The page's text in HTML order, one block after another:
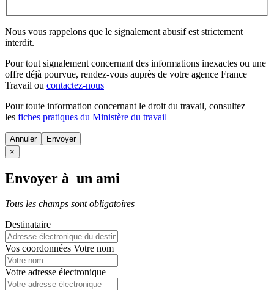
Nous vous rappelons que le signalement abusif est strictement
interdit.
Pour tout signalement concernant des informations inexactes ou une
offre déjà pourvue, rendez-vous auprès de votre agence France
Travail ou contactez-nous
Pour toute information concernant le droit du travail, consultez
les fiches pratiques du Ministère du travail
Annuler
×
Envoyer à un ami
Tous les champs sont obligatoires
Destinataire
Vos coordonnées Votre nom
Votre adresse électronique